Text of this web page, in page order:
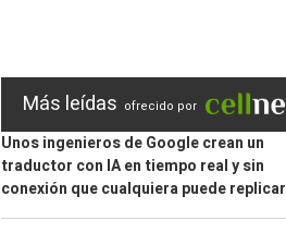
Más leídas ofrecido por
Unos ingenieros de Google crean un
traductor con IA en tiempo real y sin
conexión que cualquiera puede replicar